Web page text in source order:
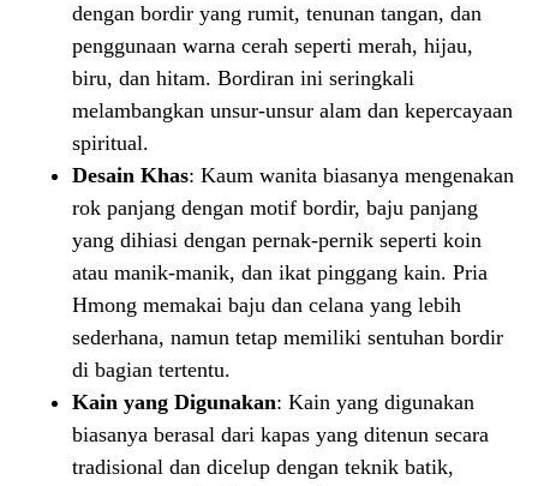
dengan bordir yang rumit, tenunan tangan, dan
penggunaan warna cerah seperti merah, hijau,
biru, dan hitam. Bordiran ini seringkali
melambangkan unsur-unsur alam dan kepercayaan
spiritual.
Desain Khas: Kaum wanita biasanya mengenakan
rok panjang dengan motif bordir, baju panjang
yang dihiasi dengan pernak-pernik seperti koin
atau manik-manik, dan ikat pinggang kain. Pria
Hmong memakai baju dan celana yang lebih
sederhana, namun tetap memiliki sentuhan bordir
di bagian tertentu.
Kain yang Digunakan: Kain yang digunakan
biasanya berasal dari kapas yang ditenun secara
tradisional dan dicelup dengan teknik batik,